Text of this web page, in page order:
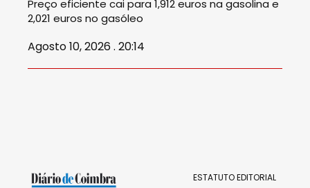
Preço eficiente cai para 1,912 euros na gasolina e
2,021 euros no gasóleo
Agosto 10, 2026 . 20:14
ESTATUTO EDITORIAL